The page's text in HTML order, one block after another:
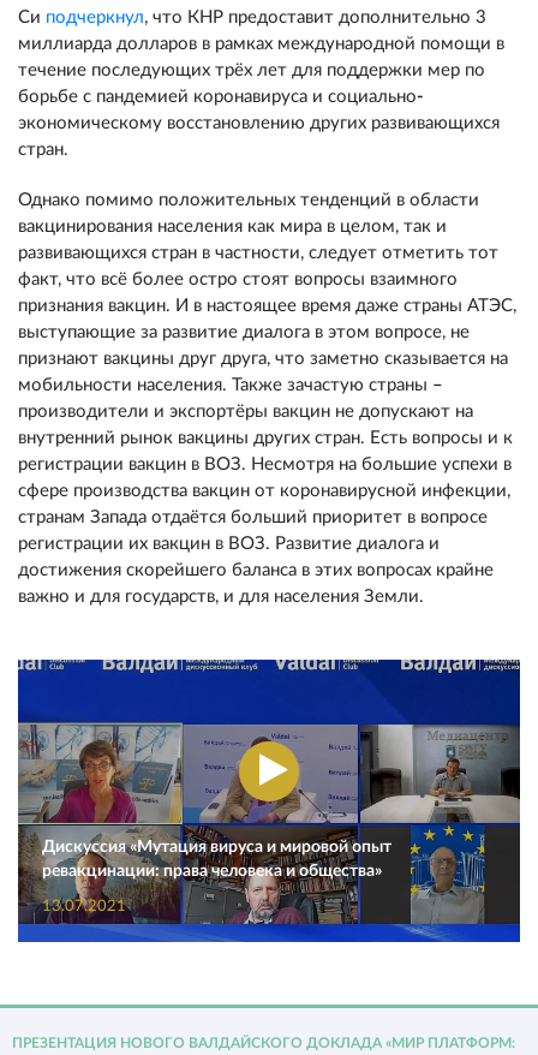
Си подчеркнул, что КНР предоставит дополнительно 3
миллиарда долларов в рамках международной помощи в
течение последующих трёх лет для поддержки мер по
борьбе с пандемией коронавируса и социально-
экономическому восстановлению других развивающихся
стран.
Однако помимо положительных тенденций в области
вакцинирования населения как мира в целом, так и
развивающихся стран в частности, следует отметить тот
факт, что всё более остро стоят вопросы взаимного
признания вакцин. И в настоящее время даже страны АТЭС,
выступающие за развитие диалога в этом вопросе, не
признают вакцины друг друга, что заметно сказывается на
мобильности населения. Также зачастую страны –
производители и экспортёры вакцин не допускают на
внутренний рынок вакцины других стран. Есть вопросы и к
регистрации вакцин в ВОЗ. Несмотря на большие успехи в
сфере производства вакцин от коронавирусной инфекции,
странам Запада отдаётся больший приоритет в вопросе
регистрации их вакцин в ВОЗ. Развитие диалога и
достижения скорейшего баланса в этих вопросах крайне
важно и для государств, и для населения Земли.
Дискуссия «Мутация вируса и мировой опыт
ревакцинации: права человека и общества»
13.07.2021
ПРЕЗЕНТАЦИЯ НОВОГО ВАЛДАЙСКОГО ДОКЛАДА «МИР ПЛАТФОРМ: